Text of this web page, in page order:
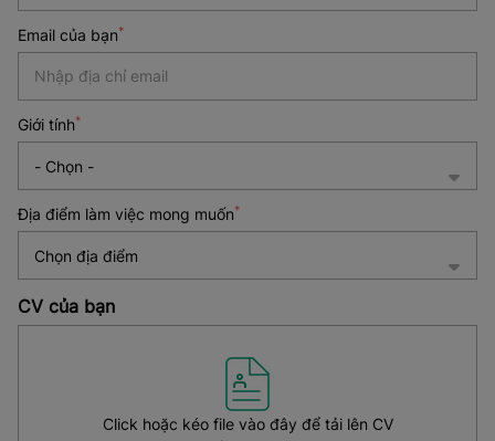
Email của bạn*
Giới tính*
Địa điểm làm việc mong muốn*
Chọn địa điểm
CV của bạn
Click hoặc kéo file vào đây để tải lên CV